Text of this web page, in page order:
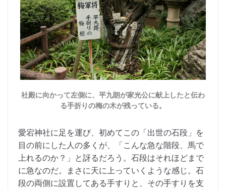
社殿に向かって左側に、平九朗が家光公に献上したと伝わ
る手折りの梅の木が残っている。
愛宕神社に足を運び、初めてこの「出世の石段」を
目の前にした人の多くが、「こんな急な階段、馬で
上れるのか？」と訝るだろう。石段はそれほどまで
に急なのだ。まさに天に上っていくような感じ。石
段の両側に設置してある手すりと、その手すりを支